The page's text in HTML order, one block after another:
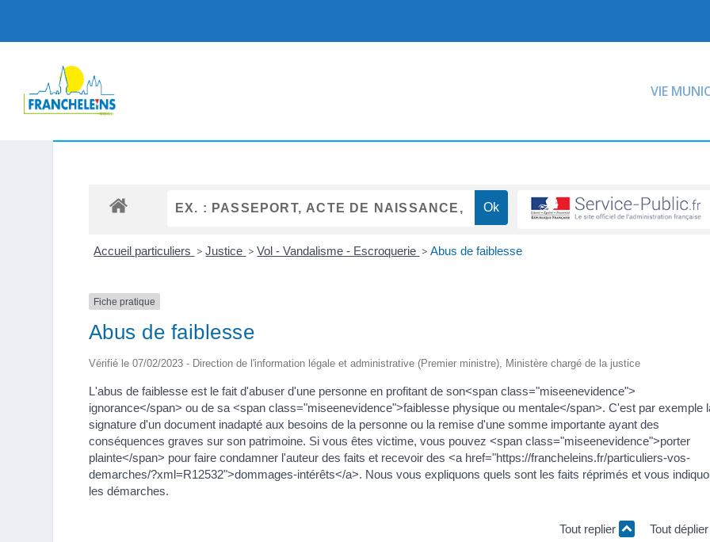
VIE
Accueil particuliers > Justice > Vol - Vandalisme - Escroquerie > Abus de faiblesse
Fiche pratique
Abus de faiblesse
Vérifié le 07/02/2023 - Direction de l'information légale et administrative (Premier ministre), Ministère chargé de la justice
L'abus de faiblesse est le fait d'abuser d'une personne en profitant de son<span class="miseenevidence">
ignorance</span> ou de sa <span class="miseenevidence">faiblesse physique ou mentale</span>. C'est par exemple
signature d'un document inadapté aux besoins de la personne ou la remise d'une somme importante ayant des
conséquences graves sur son patrimoine. Si vous êtes victime, vous pouvez <span class="miseenevidence">porter
plainte</span> pour faire condamner l'auteur des faits et recevoir des <a href="https://francheleins.fr/particuliers-vos-
demarches/?xml=R12532">dommages-intérêts</a>. Nous vous expliquons quels sont les faits réprimés et vous
les démarches.
Tout replier Tout déplier